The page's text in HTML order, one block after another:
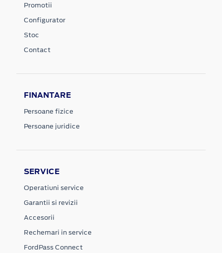
Promotii
Configurator
Stoc
Contact
FINANTARE
Persoane fizice
Persoane juridice
SERVICE
Operatiuni service
Garantii si revizii
Accesorii
Rechemari in service
FordPass Connect